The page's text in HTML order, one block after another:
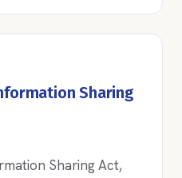
Sharing
Sharing Act,